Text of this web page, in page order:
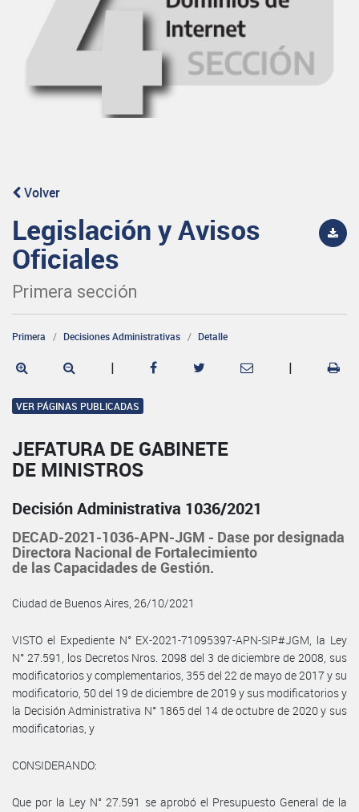
Volver
Legislación y Avisos
Oficiales
Primera sección
Primera Decisiones Administrativas Detalle
| |
VER PÁGINAS PUBLICADAS
JEFATURA DE GABINETE
DE MINISTROS
Decisión Administrativa 1036/2021
DECAD-2021-1036-APN-JGM - Dase por designada
Directora Nacional de Fortalecimiento
de las Capacidades de Gestión.
Ciudad de Buenos Aires, 26/10/2021
VISTO el Expediente N° EX-2021-71095397-APN-SIP#JGM, la Ley
N° 27.591, los Decretos Nros. 2098 del 3 de diciembre de 2008, sus
modificatorios y complementarios, 355 del 22 de mayo de 2017 y su
modificatorio, 50 del 19 de diciembre de 2019 y sus modificatorios y
la Decisión Administrativa N° 1865 del 14 de octubre de 2020 y sus
modificatorias, y
CONSIDERANDO:
Que por la Ley N° 27.591 se aprobó el Presupuesto General de la